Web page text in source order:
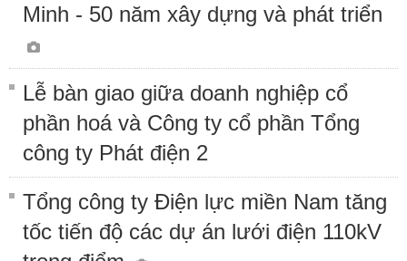
Minh - 50 năm xây dựng và phát triển
Lễ bàn giao giữa doanh nghiệp cổ
phần hoá và Công ty cổ phần Tổng
công ty Phát điện 2
Tổng công ty Điện lực miền Nam tăng
tốc tiến độ các dự án lưới điện 110kV